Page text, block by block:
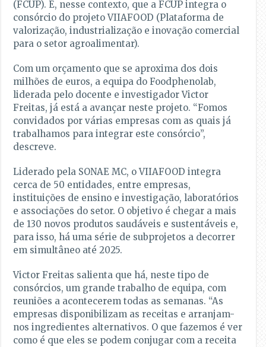
(FCUP). É, nesse contexto, que a FCUP integra o
consórcio do projeto VIIAFOOD (Plataforma de
valorização, industrialização e inovação comercial
para o setor agroalimentar).
Com um orçamento que se aproxima dos dois
milhões de euros, a equipa do Foodphenolab,
liderada pelo docente e investigador Victor
Freitas, já está a avançar neste projeto. “Fomos
convidados por várias empresas com as quais já
trabalhamos para integrar este consórcio”,
descreve.
Liderado pela SONAE MC, o VIIAFOOD integra
cerca de 50 entidades, entre empresas,
instituições de ensino e investigação, laboratórios
e associações do setor. O objetivo é chegar a mais
de 130 novos produtos saudáveis e sustentáveis e,
para isso, há uma série de subprojetos a decorrer
em simultâneo até 2025.
Victor Freitas salienta que há, neste tipo de
consórcios, um grande trabalho de equipa, com
reuniões a acontecerem todas as semanas. “As
empresas disponibilizam as receitas e arranjam-
nos ingredientes alternativos. O que fazemos é ver
como é que eles se podem conjugar com a receita